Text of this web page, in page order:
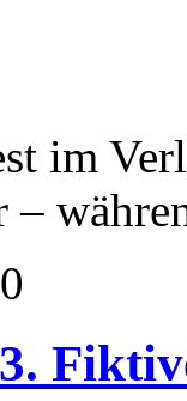
im